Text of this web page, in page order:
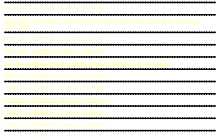
265/75 R16 265/75R16 265/75/16 265/75-16
33x12.5 R15 33x12.5R15 33x12.5/15 33x12.5-15 33x12,5 R15 33x12,5R15 33x12,5/15
33x12,5-15
215/65 R16 215/65R16 215/65/16 215/65-16
235/70 R16 235/70R16 235/70/16 235/70-16
7.00 R16 7.00R16 7.00/16 7.00-16 7,00 R16 7,00R16 7,00/16 7,00-16
255/65 R17 255/65R17 255/65/17 255/65-17
175/80 R16 175/80R16 175/80/16 175/80-16
245/70 R16 245/70R16 245/70/16 245/70-16
215/80 R15 215/80R15 215/80/15 215/80-15
235/85 R16 235/85R16 235/85/16 235/85-16